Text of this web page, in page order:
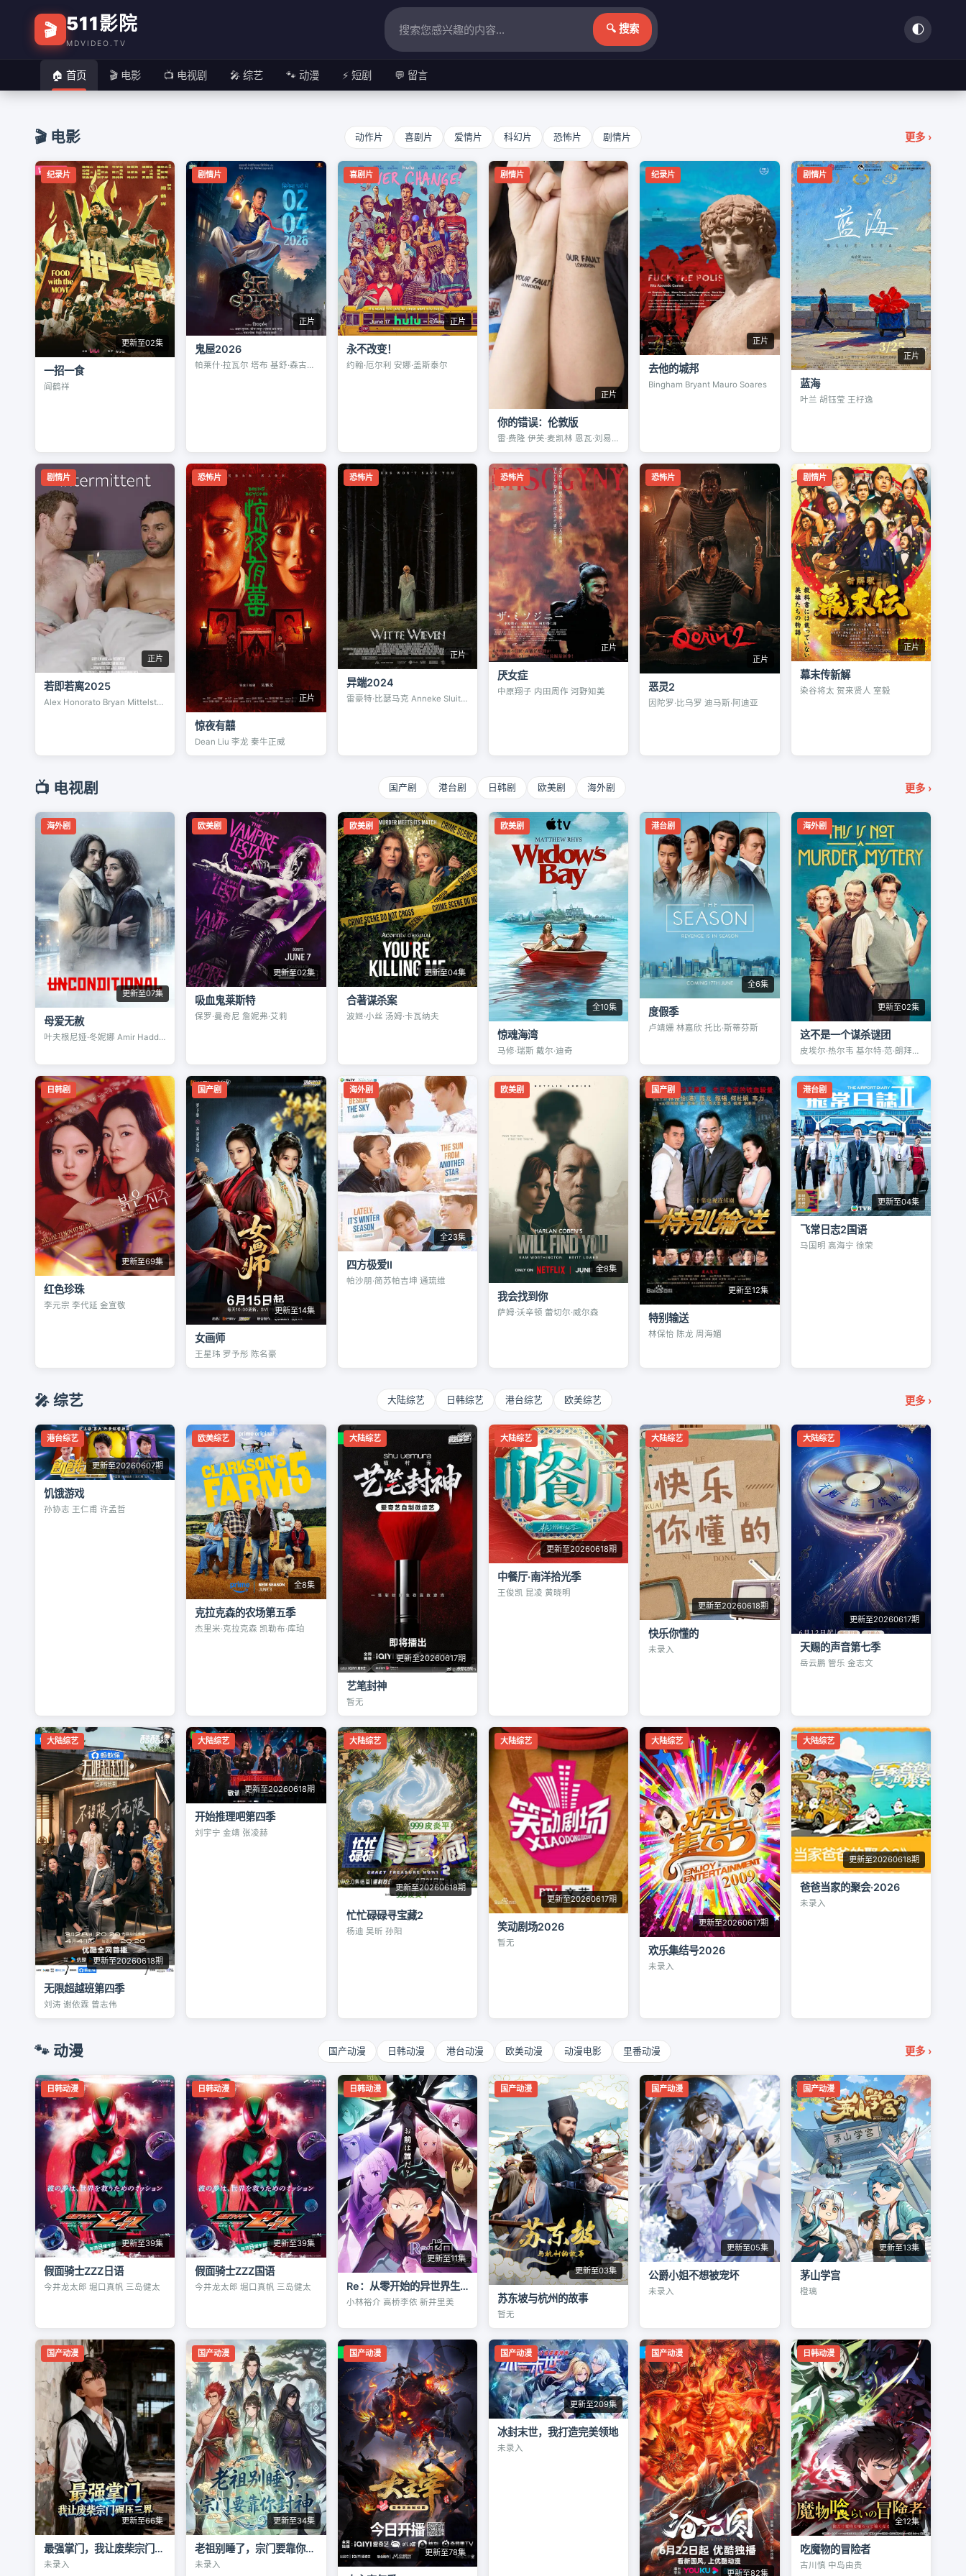
🎬 511影院
MDVIDEO.TV
🔍 搜索 🌓
🏠 首页 🎬 电影 📺 电视剧 🎤 综艺 🐾 动漫 ⚡ 短剧 💬 留言
🔥 推荐
腹黑养女
🎬 电影 动作片 喜剧片 爱情片 科幻片 恐怖片 剧情片 更多 ›
纪录片
更新至02集
一招一食
阎鹤祥
剧情片
正片
鬼屋2026
帕莱什·拉瓦尔 塔布 基舒·森古普多
喜剧片
正片
永不改变！
约翰·厄尔利 安娜·盖斯泰尔
剧情片
正片
你的错误：伦敦版
雷·费隆 伊芙·麦凯林 恩瓦·刘易斯
纪录片
正片
去他的城邦
Bingham Bryant Mauro Soares
剧情片
正片
蓝海
叶兰 胡钰莹 王杍逸
剧情片
正片
若即若离2025
Alex Honorato Bryan Mittelstadt
恐怖片
正片
惊夜有囍
Dean Liu 李龙 秦牛正威
恐怖片
正片
异端2024
雷豪特·比瑟马克 Anneke Sluiters
恐怖片
正片
厌女症
中原翔子 内田周作 河野知美
恐怖片
正片
恶灵2
因陀罗·比乌罗 迪马斯·阿迪亚
剧情片
正片
幕末传新解
染谷将太 贺来贤人 室毅
📺 电视剧 国产剧 港台剧 日韩剧 欧美剧 海外剧 更多 ›
海外剧
更新至07集
母爱无赦
叶夫根尼娅·冬妮娜 Amir Haddad
欧美剧
更新至02集
吸血鬼莱斯特
保罗·曼奇尼 詹妮弗·艾莉
欧美剧
更新至04集
合著谋杀案
波姬·小丝 汤姆·卡瓦纳夫
欧美剧
全10集
惊魂海湾
马修·瑞斯 戴尔·迪奇
港台剧
全6集
度假季
卢靖姗 林嘉欣 托比·斯蒂芬斯
海外剧
更新至02集
这不是一个谋杀谜团
皮埃尔·热尔韦 基尔特·范·朗拜博格
日韩剧
更新至69集
红色珍珠
李元宗 李代延 金宣敬
国产剧
更新至14集
女画师
王星玮 罗予彤 陈名豪
海外剧
全23集
四方极爱II
帕沙朋·简苏帕吉坤 通琉维
欧美剧
全8集
我会找到你
萨姆·沃辛顿 蕾切尔·威尔森
国产剧
更新至12集
特别输送
林保怡 陈龙 周海媚
港台剧
更新至04集
飞常日志2国语
马国明 高海宁 徐荣
🎤 综艺 大陆综艺 日韩综艺 港台综艺 欧美综艺 更多 ›
港台综艺
更新至20260607期
饥饿游戏
孙协志 王仁甫 许孟哲
欧美综艺
全8集
克拉克森的农场第五季
杰里米·克拉克森 凯勒布·库珀
大陆综艺
更新至20260617期
艺笔封神
暂无
大陆综艺
更新至20260618期
中餐厅·南洋拾光季
王俊凯 昆凌 黄晓明
大陆综艺
更新至20260618期
快乐你懂的
未录入
大陆综艺
更新至20260617期
天赐的声音第七季
岳云鹏 管乐 金志文
大陆综艺
更新至20260618期
无限超越班第四季
刘涛 谢依霖 曾志伟
大陆综艺
更新至20260618期
开始推理吧第四季
刘宇宁 金靖 张凌赫
大陆综艺
更新至20260618期
忙忙碌碌寻宝藏2
杨迪 吴昕 孙阳
大陆综艺
更新至20260617期
笑动剧场2026
暂无
大陆综艺
更新至20260617期
欢乐集结号2026
未录入
大陆综艺
更新至20260618期
爸爸当家的聚会·2026
未录入
🐾 动漫 国产动漫 日韩动漫 港台动漫 欧美动漫 动漫电影 里番动漫 更多 ›
日韩动漫
更新至39集
假面骑士ZZZ日语
今井龙太郎 堀口真帆 三岛健太
日韩动漫
更新至39集
假面骑士ZZZ国语
今井龙太郎 堀口真帆 三岛健太
日韩动漫
更新至11集
Re：从零开始的异世界生活第四季
小林裕介 高桥李依 新井里美
国产动漫
更新至03集
苏东坡与杭州的故事
暂无
国产动漫
更新至05集
公爵小姐不想被宠坏
未录入
国产动漫
更新至13集
茅山学宫
橙璃
国产动漫
更新至66集
最强掌门，我让废柴宗门碾压三界
未录入
国产动漫
更新至34集
老祖别睡了，宗门要靠你封神
未录入
国产动漫
更新至78集
国产动漫
更新至209集
冰封末世，我打造完美领地
未录入
国产动漫
更新至82集
日韩动漫
全12集
吃魔物的冒险者
古川慎 中岛由贵